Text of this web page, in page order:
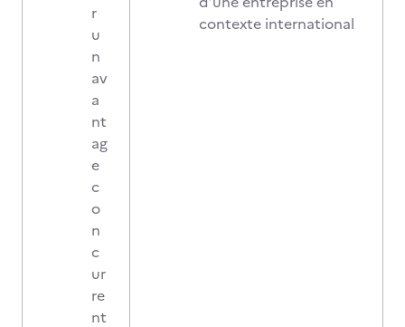
r
u
n
av
a
nt
ag
e
c
o
n
c
ur
re
nt
contexte international